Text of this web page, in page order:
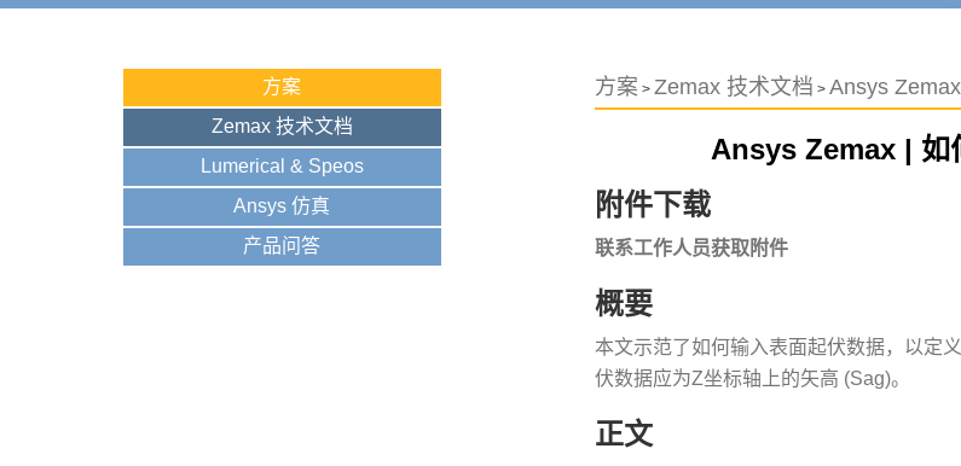
方案
Zemax 技术文档
Lumerical & Speos
Ansys 仿真
产品问答
方案 > Zemax 技术文档 > Ansys
Ansys Zemax | 如
附件下载
联系工作人员获取附件
概要
本文示范了如何输入表面起伏数据，以定
伏数据应为Z坐标轴上的矢高 (Sag)。
正文